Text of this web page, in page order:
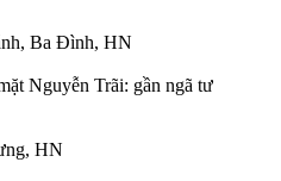
Ba Đình, HN
Nguyễn Trãi: gần ngã tư
HN